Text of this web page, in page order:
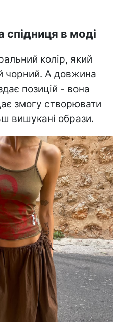
в моді
колір, який
чорний. А довжина
позицій - вона
змогу створювати
вишукані образи.